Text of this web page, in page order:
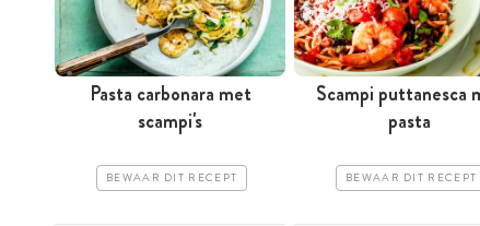
Pasta carbonara met
scampi's
BEWAAR DIT RECEPT
Scampi puttanesca
pasta
BEWAAR DIT RECEPT